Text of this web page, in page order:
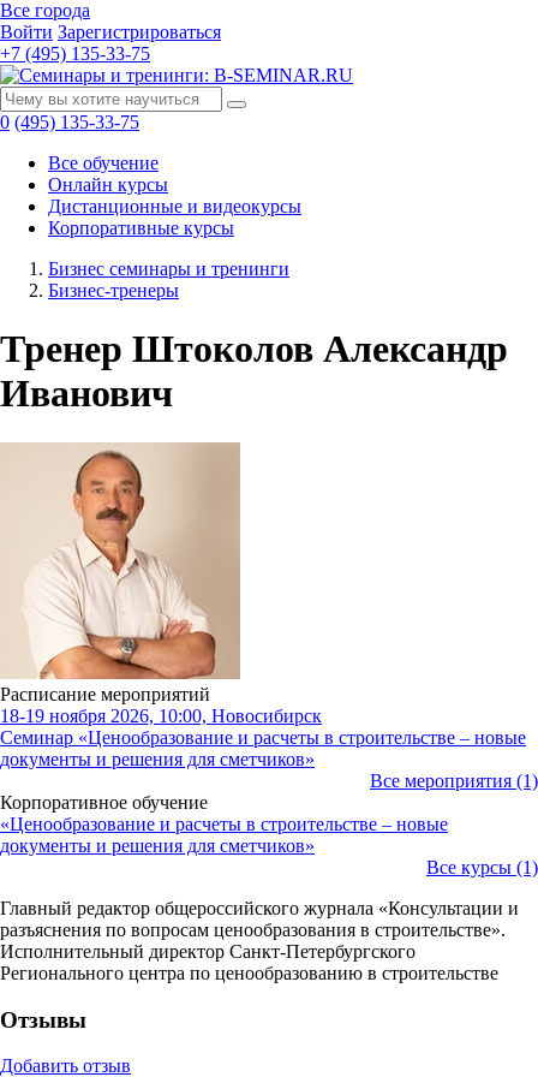
Все города
Войти Зарегистрироваться
+7 (495) 135-33-75
0 (495) 135-33-75
Все обучение
Онлайн курсы
Дистанционные и видеокурсы
Корпоративные курсы
Бизнес семинары и тренинги
Бизнес-тренеры
Тренер Штоколов Александр
Иванович
Расписание мероприятий
18-19 ноября 2026, 10:00, Новосибирск
Семинар «Ценообразование и расчеты в строительстве – новые
документы и решения для сметчиков»
Все мероприятия (1)
Корпоративное обучение
«Ценообразование и расчеты в строительстве – новые
документы и решения для сметчиков»
Все курсы (1)
Главный редактор общероссийского журнала «Консультации и
разъяснения по вопросам ценообразования в строительстве».
Исполнительный директор Санкт-Петербургского
Регионального центра по ценообразованию в строительстве
Отзывы
Добавить отзыв